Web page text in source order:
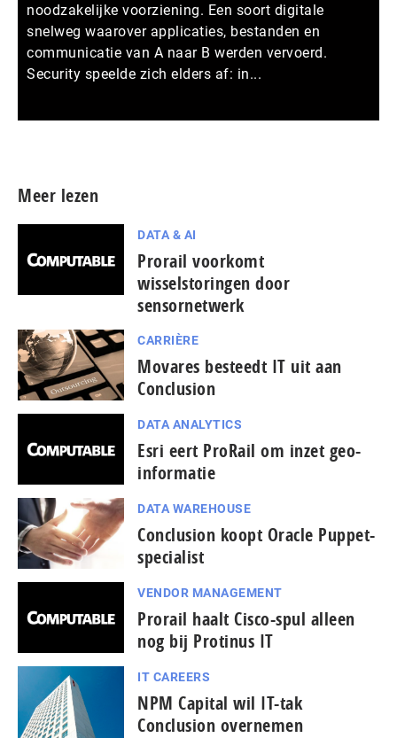
noodzakelijke voorziening. Een soort digitale
snelweg waarover applicaties, bestanden en
communicatie van A naar B werden vervoerd.
Security speelde zich elders af: in...
Meer lezen
DATA & AI
Prorail voorkomt
wisselstoringen door
sensornetwerk
CARRIÈRE
Movares besteedt IT uit aan
Conclusion
DATA ANALYTICS
Esri eert ProRail om inzet geo-
informatie
DATA WAREHOUSE
Conclusion koopt Oracle Puppet-
specialist
VENDOR MANAGEMENT
Prorail haalt Cisco-spul alleen
nog bij Protinus IT
IT CAREERS
NPM Capital wil IT-tak
Conclusion overnemen